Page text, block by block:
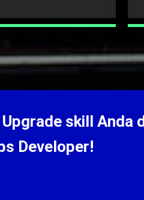
skill Anda
Developer!